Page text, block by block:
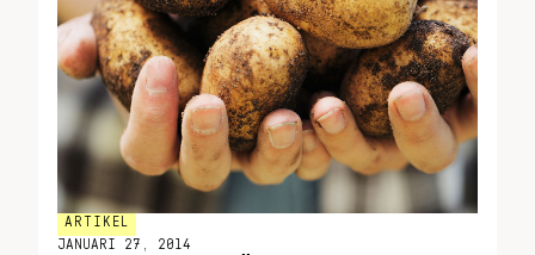
ARTIKEL
JANUARI 27, 2014